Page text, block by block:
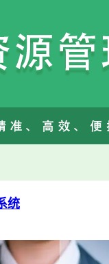
统